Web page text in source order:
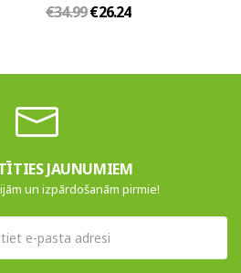
€34.99€26.24
JAUNUMIEM
un izpārdošanām pirmie!